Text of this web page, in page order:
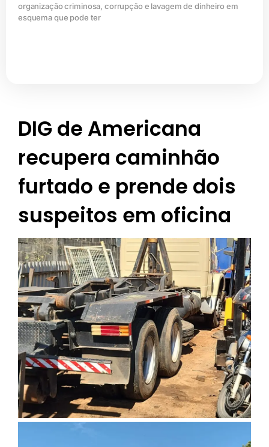
organização criminosa, corrupção e lavagem de dinheiro em
esquema que pode ter
DIG de Americana
recupera caminhão
furtado e prende dois
suspeitos em oficina